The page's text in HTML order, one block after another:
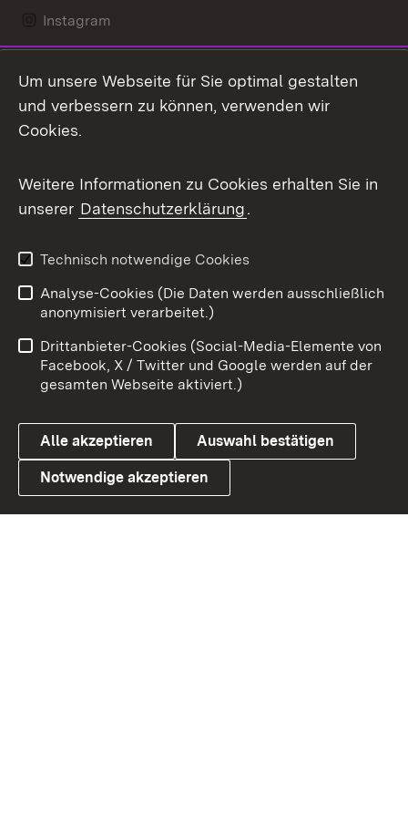
Instagram
Mastodon
Messenger
Social Wall
X / Twitter
Youtube
Link zum Landesportal
Benutzungshinweise
Barrierefreiheit
Datenschutz
Cookies
Um unsere Webseite für Sie optimal gestalten
und verbessern zu können, verwenden wir
Cookies.
Weitere Informationen zu Cookies erhalten Sie in
unserer Datenschutzerklärung.
Technisch notwendige Cookies
Analyse-Cookies (Die Daten werden ausschließlich
anonymisiert verarbeitet.)
Drittanbieter-Cookies (Social-Media-Elemente von
Facebook, X / Twitter und Google werden auf der
gesamten Webseite aktiviert.)
Alle akzeptieren Auswahl bestätigen
Notwendige akzeptieren